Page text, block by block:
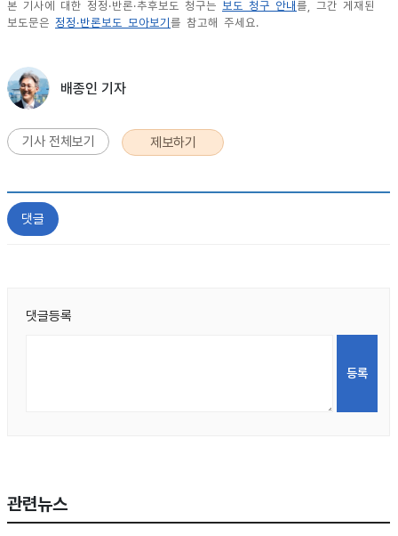
본 기사에 대한 정정·반론·추후보도 청구는 보도 청구 안내 를, 그간 게재된
보도문은 정정·반론보도 모아보기 를 참고해 주세요.
배종인 기자
기사 전체보기 제보하기
댓글
댓글등록
관련뉴스